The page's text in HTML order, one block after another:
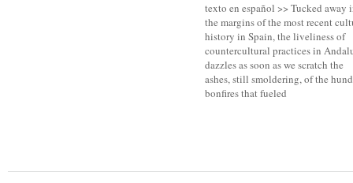
texto en español >> Tucked away
the margins of the most recent
history in Spain, the liveliness of
countercultural practices in
dazzles as soon as we scratch the
ashes, still smoldering, of the
bonfires that fueled